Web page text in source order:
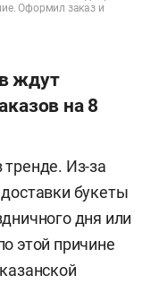
Оформил заказ и
ждут
на 8
Из-за
букеты
дня или
этой причине